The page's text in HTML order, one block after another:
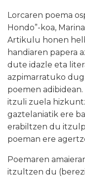
Lorcaren poema
Hondo”-koa,
Artikulu honen
handiaren papera
dute idazle eta
azpimarratuko
poemen
itzuli zuela
gaztelaniatik ere
erabiltzen du
poeman ere
Poemaren
itzultzen du